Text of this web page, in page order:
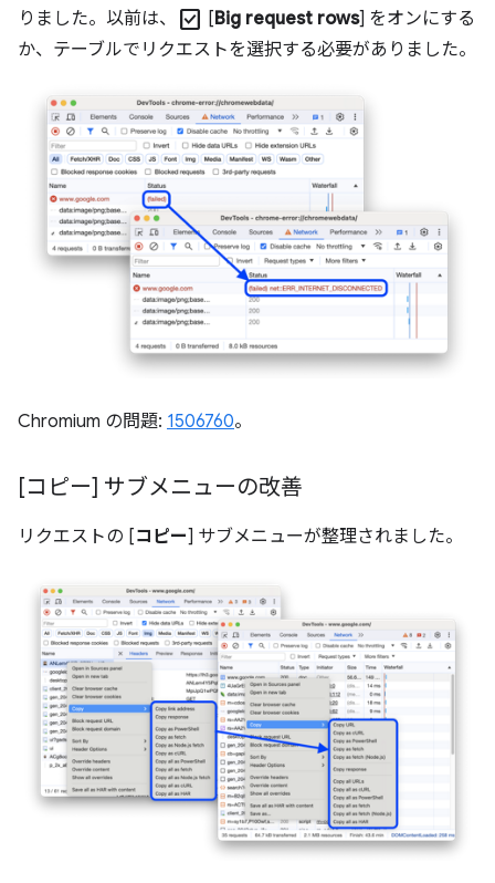
りました。以前は、
check_box [Big request rows] をオンにする
か、テーブルでリクエストを選択する必要がありました。
Chromium の問題: 1506760。
[コピー] サブメニューの改善
リクエストの [コピー] サブメニューが整理されました。